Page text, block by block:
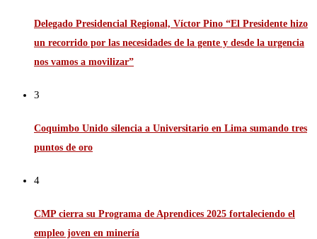
Delegado Presidencial Regional, Víctor Pino “El Presidente hizo
un recorrido por las necesidades de la gente y desde la urgencia
nos vamos a movilizar”
3
Coquimbo Unido silencia a Universitario en Lima sumando tres
puntos de oro
4
CMP cierra su Programa de Aprendices 2025 fortaleciendo el
empleo joven en minería